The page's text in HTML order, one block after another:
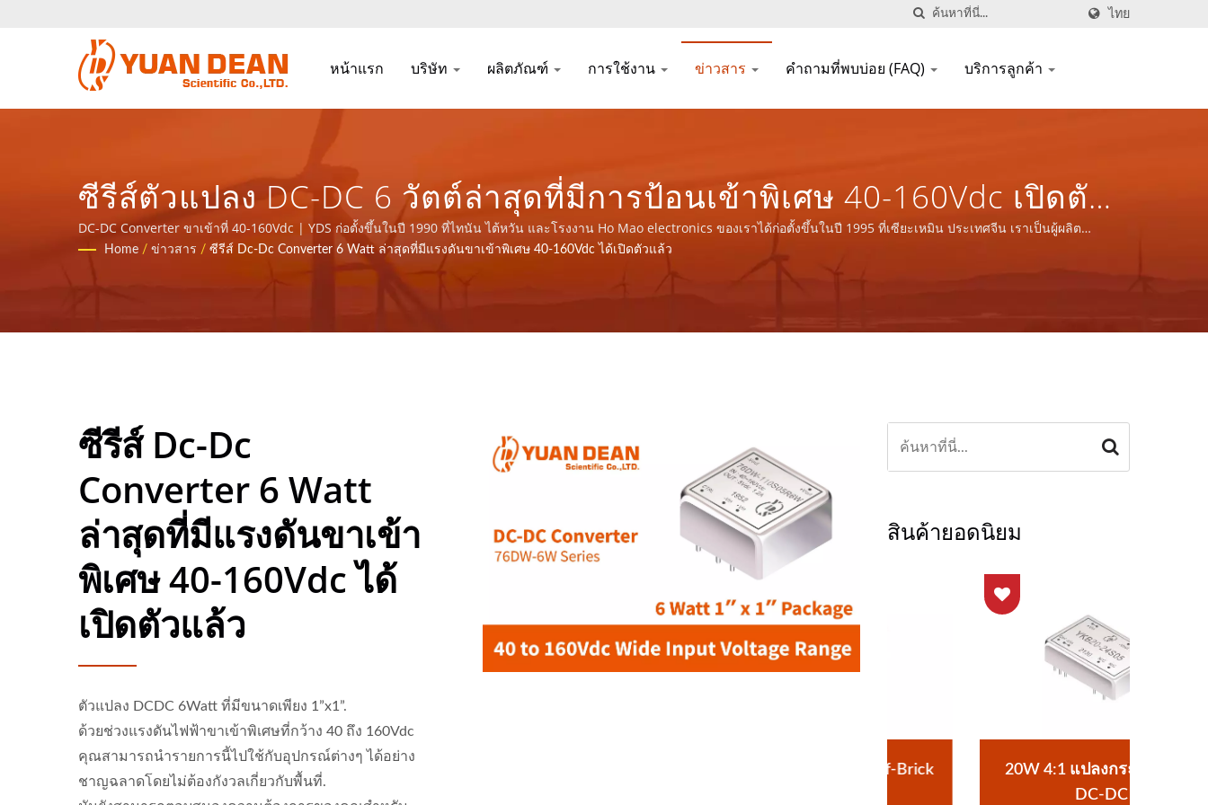
ไทย
หน้าแรก บริษัท ผลิตภัณฑ์ การใช้งาน ข่าวสาร คำถามที่พบบ่อย (FAQ) บริการลูกค้า
ซีรีส์ตัวแปลง DC-DC 6 วัตต์ล่าสุดที่มีการป้อนเข้าพิเศษ 40-160Vdc เปิดตัว
แล้ว - ผู้ผลิตแหล่งจ่ายไฟและส่วนประกอบแม่เหล็ก ISO 9001/ISO
14001/IATF 16949 | YUAN DEAN SCIENTIFIC CO., LTD.
DC-DC Converter ขาเข้าที่ 40-160Vdc | YDS ก่อตั้งขึ้นในปี 1990 ที่ไทนัน ไต้หวัน และโรงงาน Ho Mao electronics ของเราได้ก่อตั้งขึ้นในปี 1995 ที่เซียะเหมิน ประเทศจีน เราเป็นผู้ผลิต
อิเล็กทรอนิกส์ชั้นนำที่ได้รับการรับรอง ISO 9001, ISO 14001 และ IATF16949.
Home / ข่าวสาร / ซีรีส์ Dc-Dc Converter 6 Watt ล่าสุดที่มีแรงดันขาเข้าพิเศษ 40-160Vdc ได้เปิดตัวแล้ว
ซีรีส์ Dc-Dc
Converter 6 Watt
ล่าสุดที่มีแรงดันขาเข้า
พิเศษ 40-160Vdc ได้
เปิดตัวแล้ว
ตัวแปลง DCDC 6Watt ที่มีขนาดเพียง 1”x1”.
ด้วยช่วงแรงดันไฟฟ้าขาเข้าพิเศษที่กว้าง 40 ถึง 160Vdc
คุณสามารถนำรายการนี้ไปใช้กับอุปกรณ์ต่างๆ ได้อย่าง
ชาญฉลาดโดยไม่ต้องกังวลเกี่ยวกับพื้นที่.
สินค้ายอดนิยม
แปลงกระแสไฟฟ้า Half-Brick
20W 4:1 แปลงกระแสไฟฟ้า